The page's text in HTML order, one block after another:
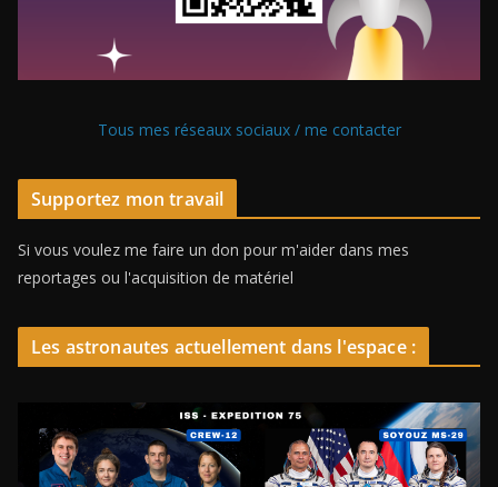
Tous mes réseaux sociaux / me contacter
Supportez mon travail
Si vous voulez me faire un don pour m'aider dans mes
reportages ou l'acquisition de matériel
Les astronautes actuellement dans l'espace :